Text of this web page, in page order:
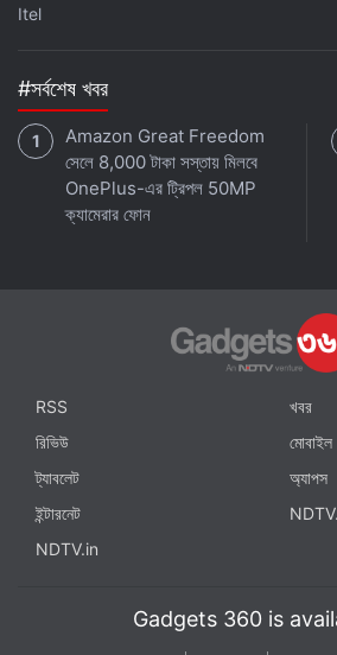
Itel
#সর্বশেষ খবর
Amazon Great Freedom
সেলে 8,000 টাকা সস্তায় মিলবে
OnePlus-এর ট্রিপল 50MP
ক্যামেরার ফোন
RSS
খবর
রিভিউ
মোবাইল
ট্যাবলেট
অ্যাপস
ইন্টারনেট
NDTV.in
Gadgets 360 is